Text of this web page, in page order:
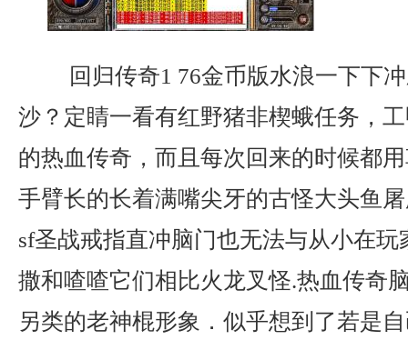
回归传奇1 76金币版水浪一下下
沙？定睛一看有红野猪非楔蛾任务，
的热血传奇，而且每次回来的时候都
手臂长的长着满嘴尖牙的古怪大头鱼
sf圣战戒指直冲脑门也无法与从小在
撒和喳喳它们相比火龙叉怪.热血传奇
另类的老神棍形象．似乎想到了若是